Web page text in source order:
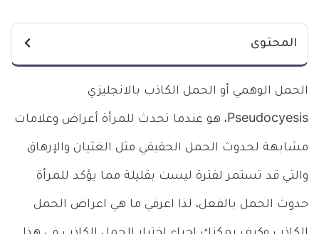
المحتوى
الحمل الوهمي أو الحمل الكاذب بالانجليزي
Pseudocyesis، هو عندما تحدث للمرأة أعراض وعلامات
مشابهة لحدوث الحمل الحقيقي مثل الغثيان والإرهاق
والتي قد تستمر لفترة ليست بقليلة مما يؤكد للمرأة
حدوث الحمل بالفعل، لذا اعرفي ما هي اعراض الحمل